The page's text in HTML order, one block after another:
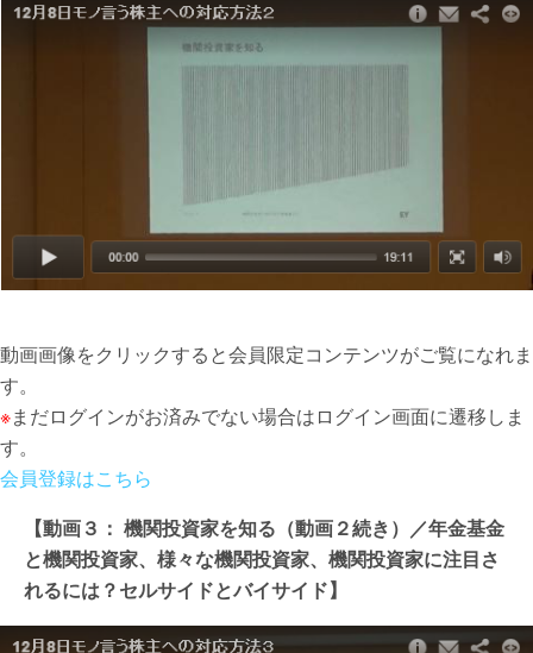
動画画像をクリックすると会員限定コンテンツがご覧になれま
す。
※まだログインがお済みでない場合はログイン画面に遷移しま
す。
会員登録はこちら
【動画３： 機関投資家を知る（動画２続き）／年金基金
と機関投資家、様々な機関投資家、機関投資家に注目さ
れるには？セルサイドとバイサイド】